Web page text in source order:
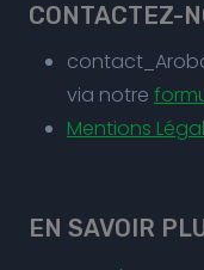
CONTACTEZ-
via notre
Mentions
EN SAVOIR